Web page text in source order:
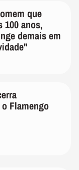
que
100 anos,
demais em
Flamengo